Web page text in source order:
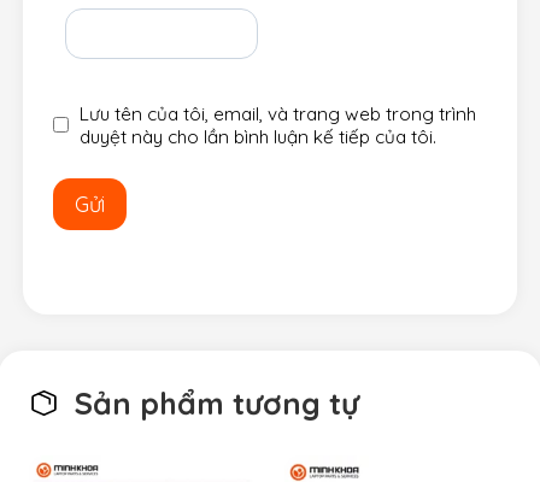
Lưu tên của tôi, email, và trang web trong trình
duyệt này cho lần bình luận kế tiếp của tôi.
Sản phẩm tương tự